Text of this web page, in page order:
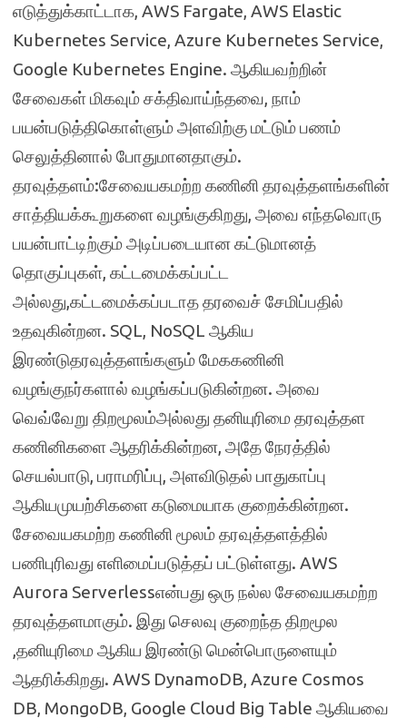
எடுத்துக்காட்டாக, AWS Fargate, AWS Elastic
Kubernetes Service, Azure Kubernetes Service,
Google Kubernetes Engine. ஆகியவற்றின்
சேவைகள் மிகவும் சக்திவாய்ந்தவை, நாம்
பயன்படுத்திகொள்ளும் அளவிற்கு மட்டும் பணம்
செலுத்தினால் போதுமானதாகும்.
தரவுத்தளம்:சேவையகமற்ற கணினி தரவுத்தளங்களின்
சாத்தியக்கூறுகளை வழங்குகிறது, அவை எந்தவொரு
பயன்பாட்டிற்கும் அடிப்படையான கட்டுமானத்
தொகுப்புகள், கட்டமைக்கப்பட்ட
அல்லது,கட்டமைக்கப்படாத தரவைச் சேமிப்பதில்
உதவுகின்றன. SQL, NoSQL ஆகிய
இரண்டுதரவுத்தளங்களும் மேககணினி
வழங்குநர்களால் வழங்கப்படுகின்றன. அவை
வெவ்வேறு திறமூலம்அல்லது தனியுரிமை தரவுத்தள
கணினிகளை ஆதரிக்கின்றன, அதே நேரத்தில்
செயல்பாடு, பராமரிப்பு, அளவிடுதல் பாதுகாப்பு
ஆகியமுயற்சிகளை கடுமையாக குறைக்கின்றன.
சேவையகமற்ற கணினி மூலம் தரவுத்தளத்தில்
பணிபுரிவது எளிமைப்படுத்தப் பட்டுள்ளது. AWS
Aurora Serverlessஎன்பது ஒரு நல்ல சேவையகமற்ற
தரவுத்தளமாகும். இது செலவு குறைந்த திறமூல
,தனியுரிமை ஆகிய இரண்டு மென்பொருளையும்
ஆதரிக்கிறது. AWS DynamoDB, Azure Cosmos
DB, MongoDB, Google Cloud Big Table ஆகியவை